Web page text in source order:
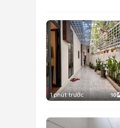
1 phút trước 10